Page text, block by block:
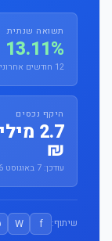
תשואה שנתית
13.11%
12 חודשים אחרונים
היקף נכסים
2.7
₪
עודכן: 7 באוגוסט 2026
שיתוף: f
W